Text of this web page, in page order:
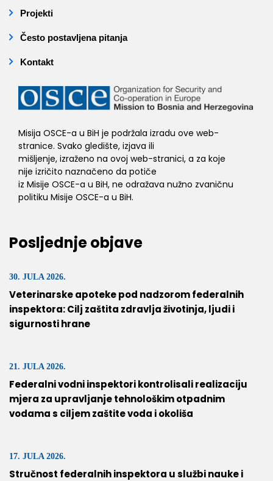
Projekti
Često postavljena pitanja
Kontakt
Misija OSCE-a u BiH je podržala izradu ove web-
stranice. Svako gledište, izjava ili
mišljenje, izraženo na ovoj web-stranici, a za koje
nije izričito naznačeno da potiče
iz Misije OSCE-a u BiH, ne odražava nužno zvaničnu
politiku Misije OSCE-a u BiH.
Posljednje objave
30. JULA 2026.
Veterinarske apoteke pod nadzorom federalnih
inspektora: Cilj zaštita zdravlja životinja, ljudi i
sigurnosti hrane
21. JULA 2026.
Federalni vodni inspektori kontrolisali realizaciju
mjera za upravljanje tehnološkim otpadnim
vodama s ciljem zaštite voda i okoliša
17. JULA 2026.
Stručnost federalnih inspektora u službi nauke i